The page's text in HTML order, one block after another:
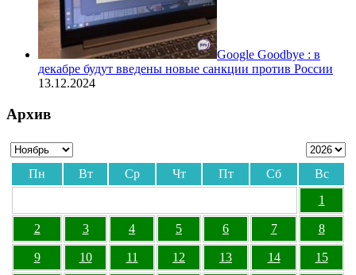
Google Goodbye : в
декабре будут введены новые санкции против России
13.12.2024
Архив
Пн Вт Ср Чт Пт Сб
Вс
1
2 3 4 5 6 7 8
9 10 11 12 13 14 15